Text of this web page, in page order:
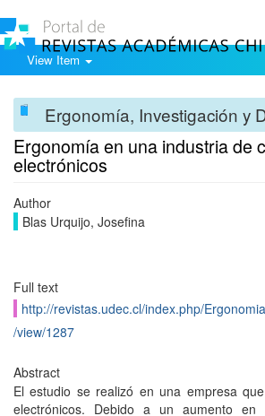
View Item
Ergonomía, Investigación y
Ergonomía en una industria de
electrónicos
Author
Blas Urquijo, Josefina
Full text
http://revistas.udec.cl/index.php/
/view/1287
Abstract
El estudio se realizó en una empresa
electrónicos. Debido a un aumento